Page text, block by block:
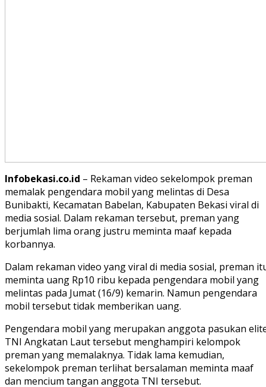
Infobekasi.co.id – Rekaman video sekelompok preman
memalak pengendara mobil yang melintas di Desa
Bunibakti, Kecamatan Babelan, Kabupaten Bekasi viral di
media sosial. Dalam rekaman tersebut, preman yang
berjumlah lima orang justru meminta maaf kepada
korbannya.
Dalam rekaman video yang viral di media sosial, preman
meminta uang Rp10 ribu kepada pengendara mobil yang
melintas pada Jumat (16/9) kemarin. Namun pengendara
mobil tersebut tidak memberikan uang.
Pengendara mobil yang merupakan anggota pasukan
TNI Angkatan Laut tersebut menghampiri kelompok
preman yang memalaknya. Tidak lama kemudian,
sekelompok preman terlihat bersalaman meminta maaf
dan mencium tangan anggota TNI tersebut.